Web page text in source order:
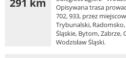
Opisywana trasa
702, 933, przez
Trybunalski,
Śląskie, Bytom, Zabrze,
Wodzisław Śląski.